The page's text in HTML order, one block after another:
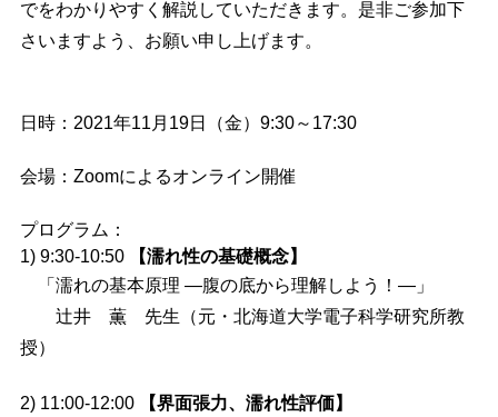
でをわかりやすく解説していただきます。是非ご参加下
さいますよう、お願い申し上げます。
日時：2021年11月19日（金）9:30～17:30
会場：Zoomによるオンライン開催
プログラム：
1) 9:30-10:50
【濡れ性の基礎概念】
「濡れの基本原理 ―腹の底から理解しよう！―」
辻井 薫 先生（元・北海道大学電子科学研究所教
授）
2) 11:00-12:00
【界面張力、濡れ性評価】